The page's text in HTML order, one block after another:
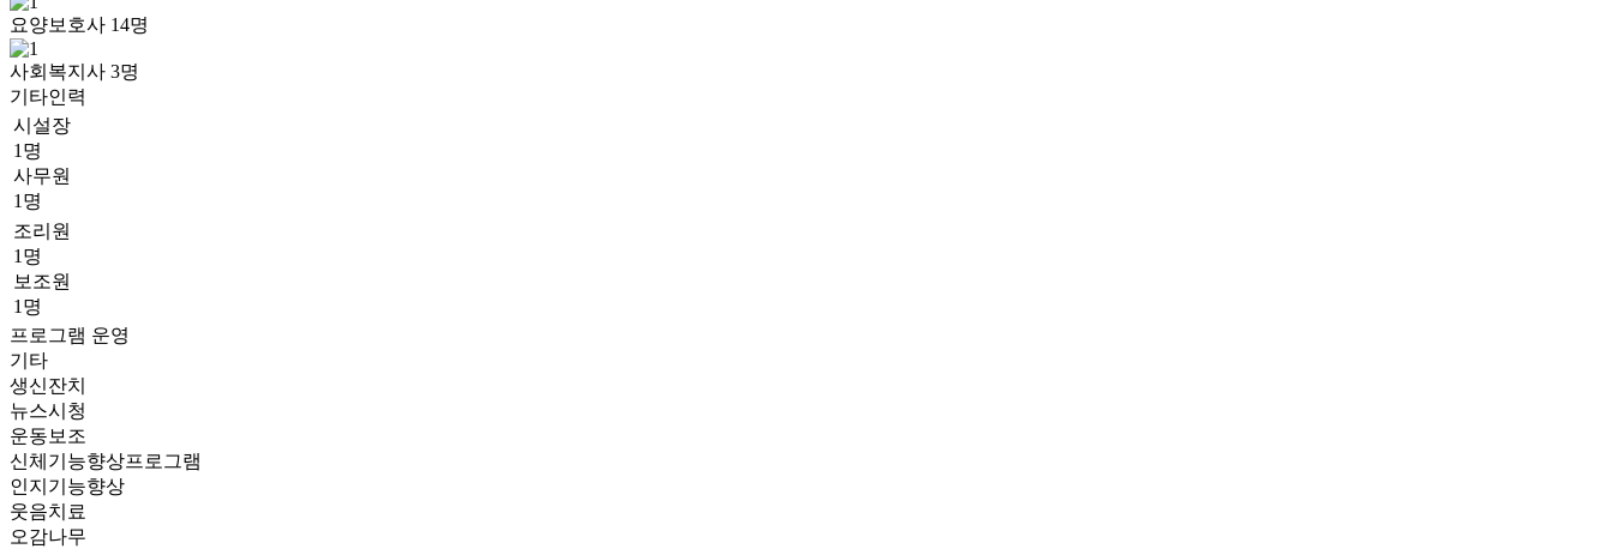
요양보호사 14명
사회복지사 3명
기타인력
시설장
1명
사무원
1명
조리원
1명
보조원
1명
프로그램 운영
기타
생신잔치
뉴스시청
운동보조
신체기능향상프로그램
인지기능향상
웃음치료
오감나무